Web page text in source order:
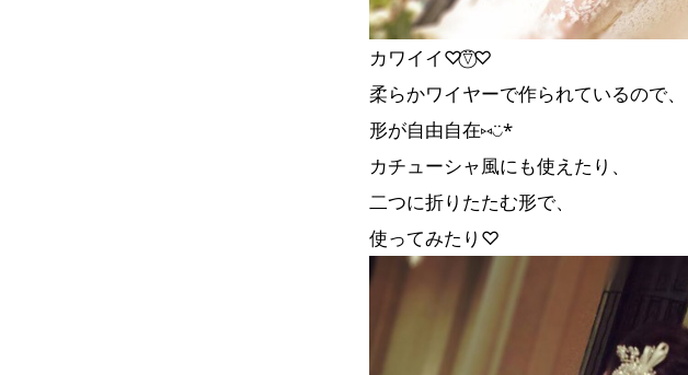
カワイイ♡⍢⃝♡
柔らかワイヤーで作られているので、
形が自由自在⑅◡̈*
カチューシャ風にも使えたり、
二つに折りたたむ形で、
使ってみたり♡